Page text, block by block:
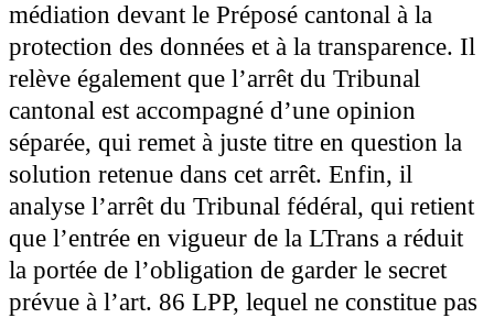
médiation devant le Préposé cantonal à la
protection des données et à la transparence. Il
relève également que l’arrêt du Tribunal
cantonal est accompagné d’une opinion
séparée, qui remet à juste titre en question la
solution retenue dans cet arrêt. Enfin, il
analyse l’arrêt du Tribunal fédéral, qui retient
que l’entrée en vigueur de la LTrans a réduit
la portée de l’obligation de garder le secret
prévue à l’art. 86 LPP, lequel ne constitue pas